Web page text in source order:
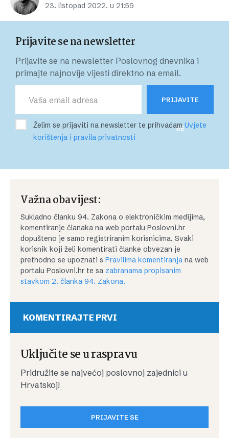
23. listopad 2022. u 21:59
Prijavite se na newsletter
Prijavite se na newsletter Poslovnog dnevnika i
primajte najnovije vijesti direktno na email.
PRIJAVITE
SE
Želim se prijaviti na newsletter te prihvaćamUvjete
korištenja i pravila privatnosti
Važna obavijest:
Sukladno članku 94. Zakona o elektroničkim medijima,
komentiranje članaka na web portalu Poslovni.hr
dopušteno je samo registriranim korisnicima. Svaki
korisnik koji želi komentirati članke obvezan je
prethodno se upoznati s Pravilima komentiranja na web
portalu Poslovni.hr te sa zabranama propisanim
stavkom 2. članka 94. Zakona.
KOMENTIRAJTE PRVI
Uključite se u raspravu
Pridružite se najvećoj poslovnoj zajednici u
Hrvatskoj!
PRIJAVITE SE